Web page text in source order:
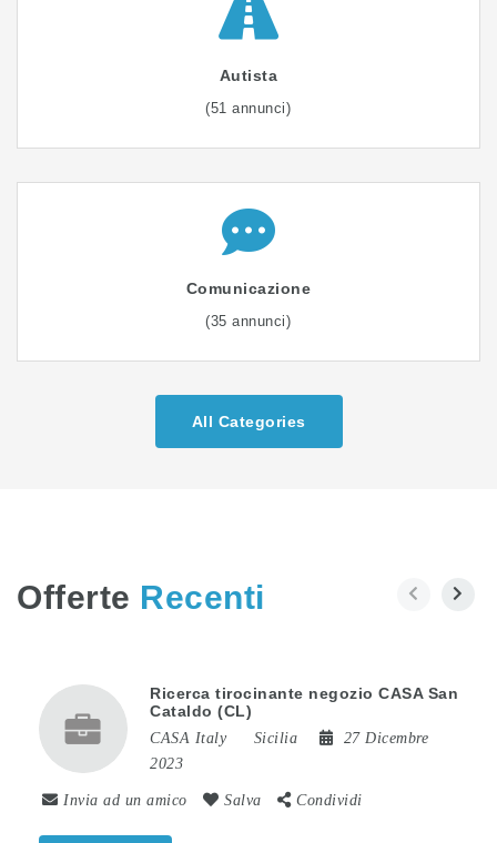
Autista
(51 annunci)
Comunicazione
(35 annunci)
All Categories
Offerte Recenti
Ricerca tirocinante negozio CASA San
Cataldo (CL)
CASA Italy Sicilia
27 Dicembre
2023
Invia ad un amico Salva Condividi